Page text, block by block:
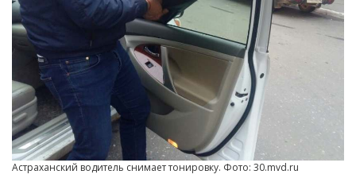
Астраханский водитель снимает тонировку. Фото: 30.mvd.ru